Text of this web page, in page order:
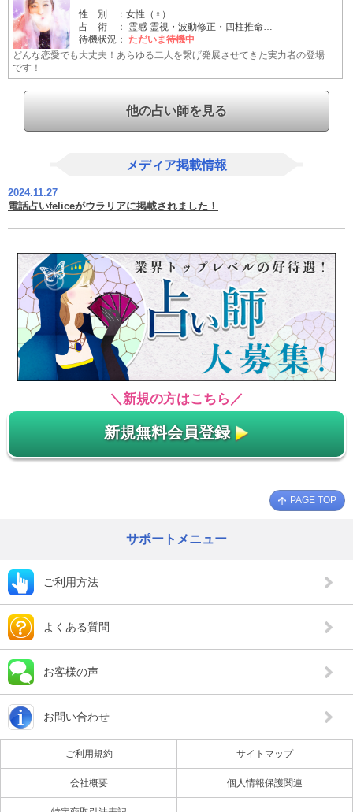
性 別 ：女性（♀）
占 術 ： 霊感 霊視・波動修正・四柱推命…
待機状況： ただいま待機中
どんな恋愛でも大丈夫！あらゆる二人を繋げ発展させてきた実力者の登場
です！
他の占い師を見る
メディア掲載情報
2024.11.27
電話占いfeliceがウラリアに掲載されました！
＼新規の方はこちら／
新規無料会員登録
PAGE TOP
サポートメニュー
ご利用方法
よくある質問
お客様の声
お問い合わせ
ご利用規約 サイトマップ
会社概要 個人情報保護関連